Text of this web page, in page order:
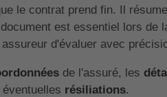
le contrat prend fin. Il
est essentiel lors de
d'évaluer avec
de l'assuré, les
résiliations.